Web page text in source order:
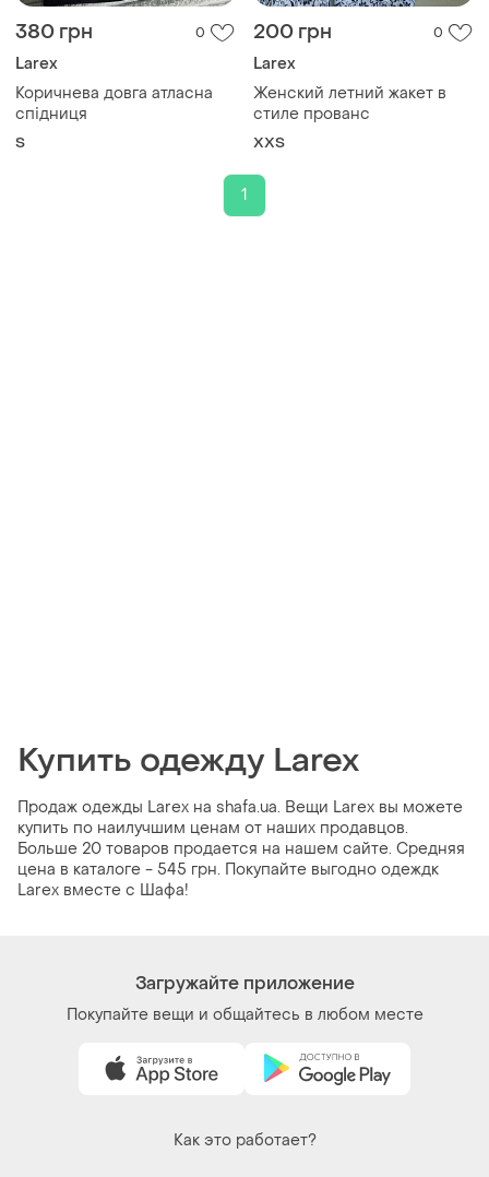
380 грн 0
Larex
Коричнева довга атласна
спідниця
S
200 грн 0
Larex
Женский летний жакет в
стиле прованс
XХS
1
Купить одежду Larex
Продаж одежды Larex на shafa.ua. Вещи Larex вы можете
купить по наилучшим ценам от наших продавцов.
Больше 20 товаров продается на нашем сайте. Средняя
цена в каталоге - 545 грн. Покупайте выгодно одеждк
Larex вместе с Шафа!
Загружайте приложение
Покупайте вещи и общайтесь в любом месте
Как это работает?